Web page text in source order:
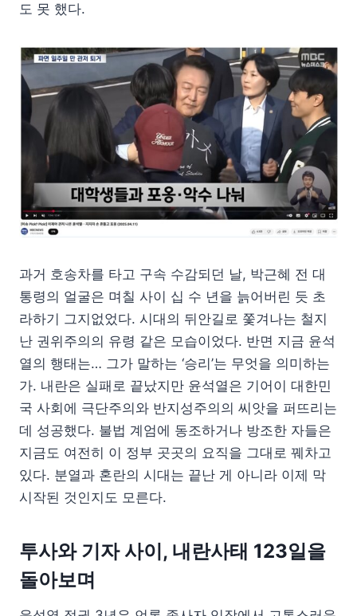
도 못 했다.
과거 호송차를 타고 구속 수감되던 날, 박근혜 전 대
통령의 얼굴은 며칠 사이 십 수 년을 늙어버린 듯 초
라하기 그지없었다. 시대의 뒤안길로 쫓겨나는 철지
난 권위주의의 유령 같은 모습이었다. 반면 지금 윤석
열의 행태는… 그가 말하는 ‘승리’는 무엇을 의미하는
가. 내란은 실패로 끝났지만 윤석열은 기어이 대한민
국 사회에 극단주의와 반지성주의의 씨앗을 퍼뜨리는
데 성공했다. 불법 계엄에 동조하거나 방조한 자들은
지금도 여전히 이 정부 곳곳의 요직을 그대로 꿰차고
있다. 분열과 혼란의 시대는 끝난 게 아니라 이제 막
시작된 것인지도 모른다.
투사와 기자 사이, 내란사태 123일을
돌아보며